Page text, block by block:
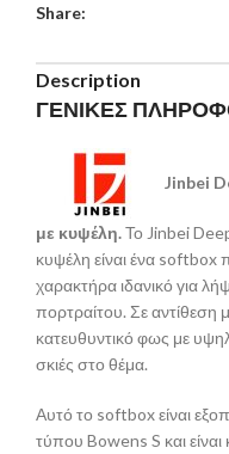
Share:
Description
ΓΕΝΙΚΕΣ
Jinbei
με κυψέλη.Το Jinbei
κυψέλη είναι ένα
χαρακτήρα ιδανικό για
πορτραίτου. Σε αντίθεση
κατευθυντικό φως με
σκιές στο θέμα.
Αυτό το softbox είναι
τύπου Bowens S και